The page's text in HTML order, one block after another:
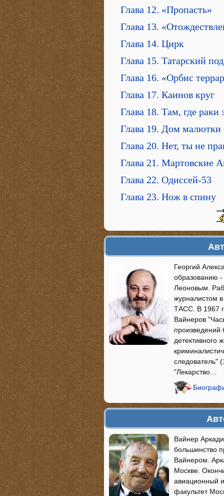
Глава 12. «Пропасть»
Глава 13.
Глава 14. Цирк
Глава 15. Татарский
Глава 16. «Орбис
Глава 17. Каинов круг
Глава 18. Там, где
Глава 19. Дом малютки
Глава 20. Нет, ты не
Глава 21. Мартовские
Глава 22. Одиссей-53
Глава 23. Нож в спину
Георгий
образованию
Леоновым.
журналистом
ТАСС. В 1967
Вайнеров
произведений
детективного
следователь"
"Лекарство…
Вайнер
большинство
Вайнером.
Москве.
авиационный
факультет